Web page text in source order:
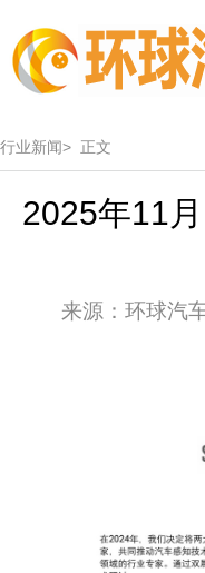
行业新闻> 正文
2025年11
来源：环球